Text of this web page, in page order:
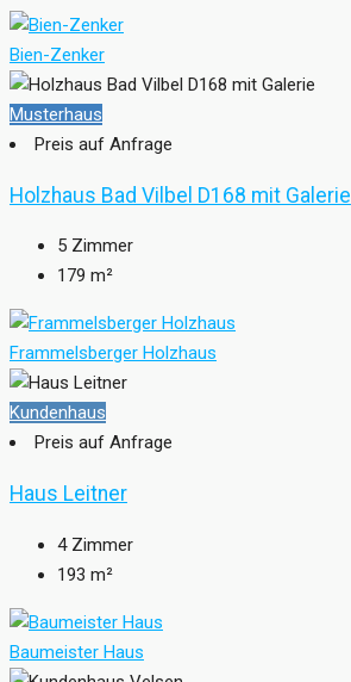
Bien-Zenker
Musterhaus
Preis auf Anfrage
Holzhaus Bad Vilbel D168 mit Galerie
5 Zimmer
179 m²
Frammelsberger Holzhaus
Kundenhaus
Preis auf Anfrage
Haus Leitner
4 Zimmer
193 m²
Baumeister Haus